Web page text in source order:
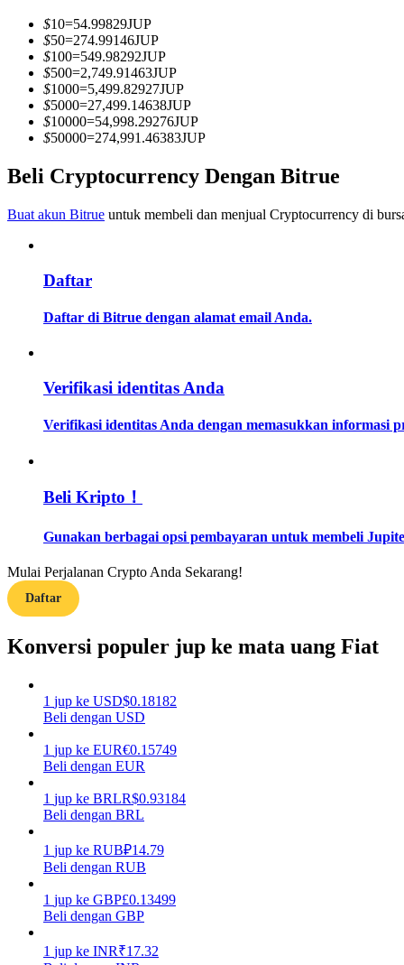
Menjadi Pedagang Salinan
Informasi
Analisis data besar termasuk info perdagangan, dll.
Memandu
Strategi perdagangan
Pelajari cara untuk tetap menghasilkan keuntungan
$10=54.99829JUP
$50=274.99146JUP
$100=549.98292JUP
$500=2,749.91463JUP
$1000=5,499.82927JUP
$5000=27,499.14638JUP
$10000=54,998.29276JUP
$50000=274,991.46383JUP
Beli Cryptocurrency Dengan Bitrue
Buat akun Bitrue untuk membeli dan menjual Cryptocurrency di
Daftar
Daftar di Bitrue dengan alamat email Anda.
Verifikasi identitas Anda
Verifikasi identitas Anda dengan memasukkan informasi
Beli Kripto！
Gunakan berbagai opsi pembayaran untuk membeli
Mulai Perjalanan Crypto Anda Sekarang!
Daftar
Konversi populer jup ke mata uang Fiat
1 jup ke USD$0.18182
Beli dengan USD
1 jup ke EUR€0.15749
Beli dengan EUR
1 jup ke BRLR$0.93184
Beli dengan BRL
1 jup ke RUB₽14.79
Beli dengan RUB
1 jup ke GBP£0.13499
Beli dengan GBP
1 jup ke INR₹17.32